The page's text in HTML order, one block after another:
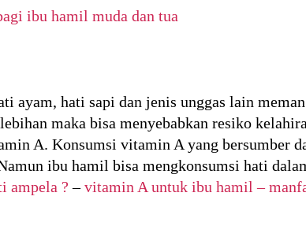
ibu hamil muda dan tua
ayam, hati sapi dan jenis unggas lain
maka bisa menyebabkan resiko
A. Konsumsi vitamin A yang bersumber
ibu hamil bisa mengkonsumsi hati
ampela ? –vitamin A untuk ibu hamil –